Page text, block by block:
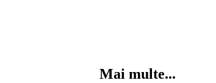
Mai multe...